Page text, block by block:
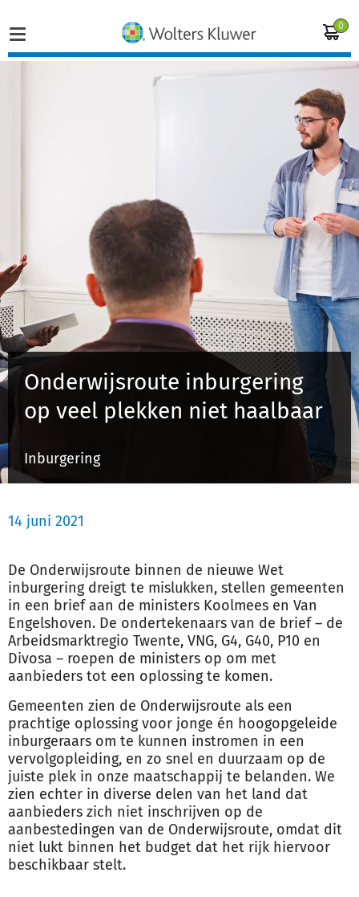
0
Opleidingen
Juridisch advies
Inloggen op de kennisbank
Inloggen
Onderwijsroute inburgering
op veel plekken niet haalbaar
Inburgering
14 juni 2021
De Onderwijsroute binnen de nieuwe Wet
inburgering dreigt te mislukken, stellen gemeenten
in een brief aan de ministers Koolmees en Van
Engelshoven. De ondertekenaars van de brief – de
Arbeidsmarktregio Twente, VNG, G4, G40, P10 en
Divosa – roepen de ministers op om met
aanbieders tot een oplossing te komen.
Gemeenten zien de Onderwijsroute als een
prachtige oplossing voor jonge én hoogopgeleide
inburgeraars om te kunnen instromen in een
vervolgopleiding, en zo snel en duurzaam op de
juiste plek in onze maatschappij te belanden. We
zien echter in diverse delen van het land dat
aanbieders zich niet inschrijven op de
aanbestedingen van de Onderwijsroute, omdat dit
niet lukt binnen het budget dat het rijk hiervoor
beschikbaar stelt.